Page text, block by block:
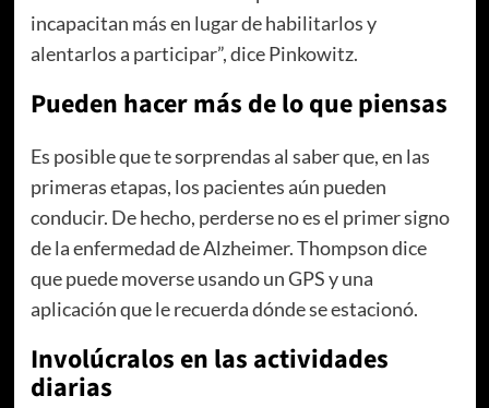
incapacitan más en lugar de habilitarlos y
alentarlos a participar”, dice Pinkowitz.
Pueden hacer más de lo que piensas
Es posible que te sorprendas al saber que, en las
primeras etapas, los pacientes aún pueden
conducir. De hecho, perderse no es el primer signo
de la enfermedad de Alzheimer. Thompson dice
que puede moverse usando un GPS y una
aplicación que le recuerda dónde se estacionó.
Involúcralos en las actividades
diarias